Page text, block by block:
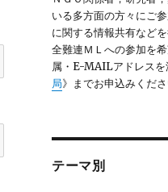
いる多方面の方々にご
に関する情報共有などを
全難連ＭＬへの参加を
属・E-MAILアドレスを
局》までお申込みくださ
テーマ別